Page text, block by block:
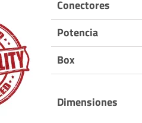
Conectores
Potencia
Box
Dimensiones